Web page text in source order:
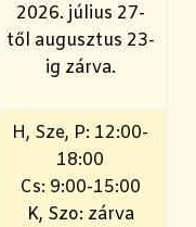
2026. július 27-
től augusztus 23-
ig zárva.
H, Sze, P: 12:00-
18:00
Cs: 9:00-15:00
K, Szo: zárva